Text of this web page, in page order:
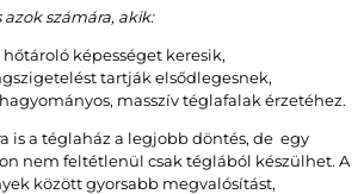
számára, akik:
képességet keresik,
tartják elsődlegesnek,
masszív téglafalak érzetéhez.
is a téglaház a legjobb döntés, de egy
nem feltétlenül csak téglából készülhet. A
között gyorsabb megvalósítást,